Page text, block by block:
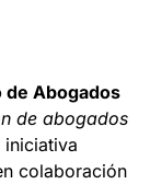
de Abogados
de abogados
iniciativa
colaboración